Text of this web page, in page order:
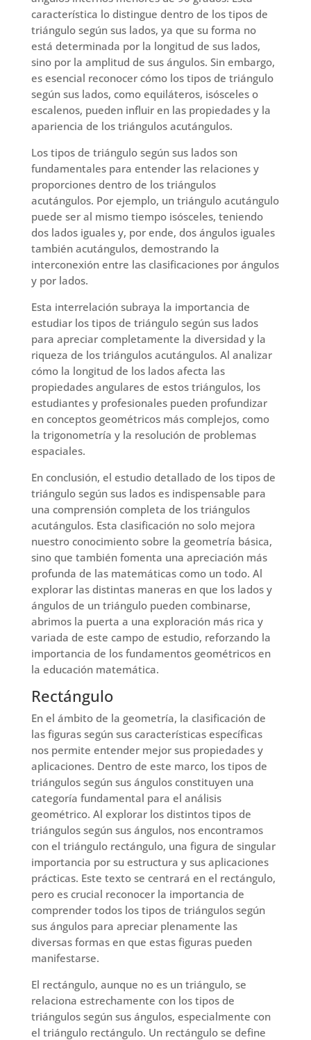
característica lo distingue dentro de los tipos de
triángulo según sus lados, ya que su forma no
está determinada por la longitud de sus lados,
sino por la amplitud de sus ángulos. Sin embargo,
es esencial reconocer cómo los tipos de triángulo
según sus lados, como equiláteros, isósceles o
escalenos, pueden influir en las propiedades y la
apariencia de los triángulos acutángulos.
Los tipos de triángulo según sus lados son
fundamentales para entender las relaciones y
proporciones dentro de los triángulos
acutángulos. Por ejemplo, un triángulo acutángulo
puede ser al mismo tiempo isósceles, teniendo
dos lados iguales y, por ende, dos ángulos iguales
también acutángulos, demostrando la
interconexión entre las clasificaciones por ángulos
y por lados.
Esta interrelación subraya la importancia de
estudiar los tipos de triángulo según sus lados
para apreciar completamente la diversidad y la
riqueza de los triángulos acutángulos. Al analizar
cómo la longitud de los lados afecta las
propiedades angulares de estos triángulos, los
estudiantes y profesionales pueden profundizar
en conceptos geométricos más complejos, como
la trigonometría y la resolución de problemas
espaciales.
En conclusión, el estudio detallado de los tipos de
triángulo según sus lados es indispensable para
una comprensión completa de los triángulos
acutángulos. Esta clasificación no solo mejora
nuestro conocimiento sobre la geometría básica,
sino que también fomenta una apreciación más
profunda de las matemáticas como un todo. Al
explorar las distintas maneras en que los lados y
ángulos de un triángulo pueden combinarse,
abrimos la puerta a una exploración más rica y
variada de este campo de estudio, reforzando la
importancia de los fundamentos geométricos en
la educación matemática.
Rectángulo
En el ámbito de la geometría, la clasificación de
las figuras según sus características específicas
nos permite entender mejor sus propiedades y
aplicaciones. Dentro de este marco, los tipos de
triángulos según sus ángulos constituyen una
categoría fundamental para el análisis
geométrico. Al explorar los distintos tipos de
triángulos según sus ángulos, nos encontramos
con el triángulo rectángulo, una figura de singular
importancia por su estructura y sus aplicaciones
prácticas. Este texto se centrará en el rectángulo,
pero es crucial reconocer la importancia de
comprender todos los tipos de triángulos según
sus ángulos para apreciar plenamente las
diversas formas en que estas figuras pueden
manifestarse.
El rectángulo, aunque no es un triángulo, se
relaciona estrechamente con los tipos de
triángulos según sus ángulos, especialmente con
el triángulo rectángulo. Un rectángulo se define